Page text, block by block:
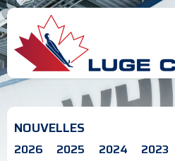
NOUVELLES
2026 2025 2024 2023